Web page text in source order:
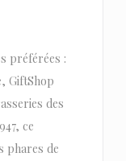
préférées :
GiftShop
des
ce
phares de